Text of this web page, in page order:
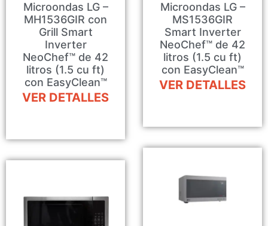
Microondas LG –
MH1536GIR con
Grill Smart
Inverter
NeoChef™ de 42
litros (1.5 cu ft)
con EasyClean™
VER DETALLES
Microondas LG –
MS1536GIR
Smart Inverter
NeoChef™ de 42
litros (1.5 cu ft)
con EasyClean™
VER DETALLES